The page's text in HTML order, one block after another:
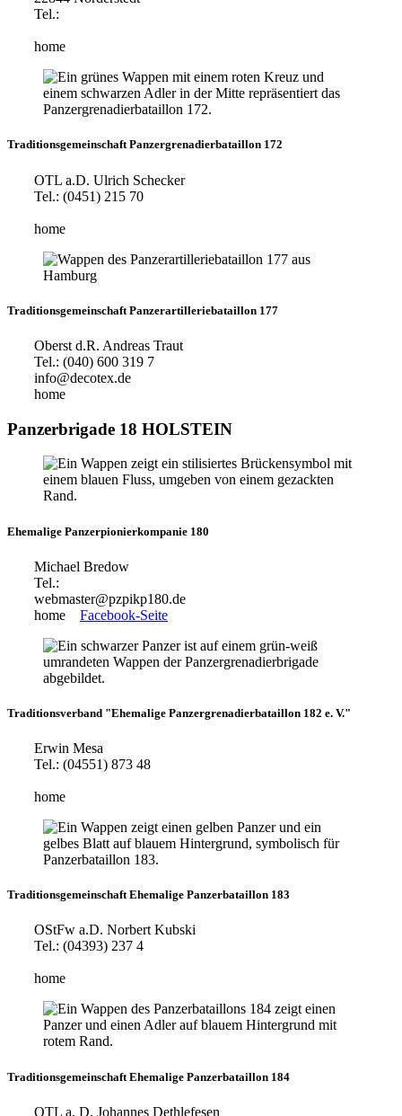
Tel.:
home
Traditionsgemeinschaft Panzergrenadierbataillon 172
OTL a.D. Ulrich Schecker
Tel.: (0451) 215 70
home
Traditionsgemeinschaft Panzerartilleriebataillon 177
Oberst d.R. Andreas Traut
Tel.: (040) 600 319 7
info@decotex.de
home
Panzerbrigade 18 HOLSTEIN
Ehemalige Panzerpionierkompanie 180
Michael Bredow
Tel.:
webmaster@pzpikp180.de
home
Facebook-Seite
Traditionsverband "Ehemalige Panzergrenadierbataillon 182 e. V."
Erwin Mesa
Tel.: (04551) 873 48
home
Traditionsgemeinschaft Ehemalige Panzerbataillon 183
OStFw a.D. Norbert Kubski
Tel.: (04393) 237 4
home
Traditionsgemeinschaft Ehemalige Panzerbataillon 184
OTL a. D. Johannes Dethlefesen